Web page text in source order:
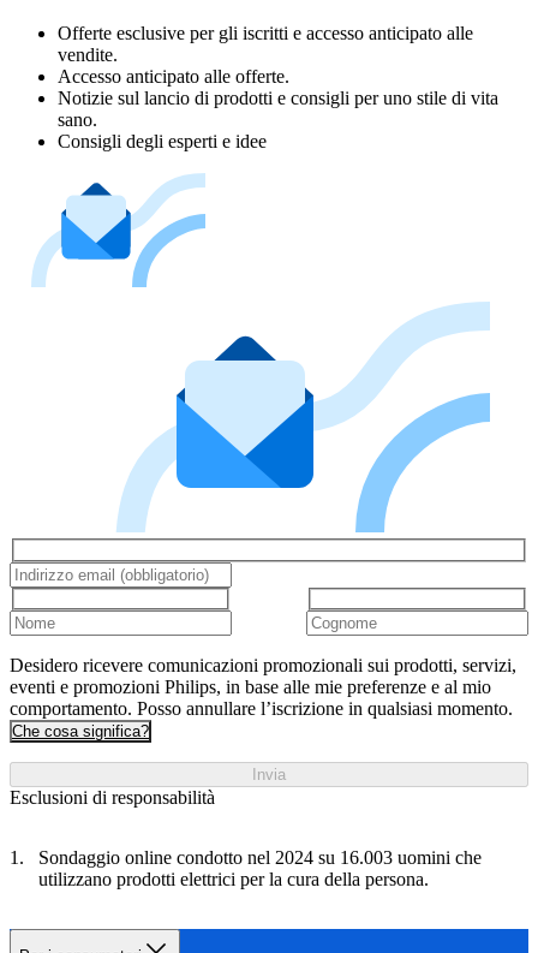
Offerte esclusive per gli iscritti e accesso anticipato alle
vendite.
Accesso anticipato alle offerte.
Notizie sul lancio di prodotti e consigli per uno stile di vita
sano.
Consigli degli esperti e idee
Desidero ricevere comunicazioni promozionali sui prodotti, servizi,
eventi e promozioni Philips, in base alle mie preferenze e al mio
comportamento. Posso annullare l’iscrizione in qualsiasi momento.
Che cosa significa?
Invia
Esclusioni di responsabilità
Sondaggio online condotto nel 2024 su 16.003 uomini che
utilizzano prodotti elettrici per la cura della persona.